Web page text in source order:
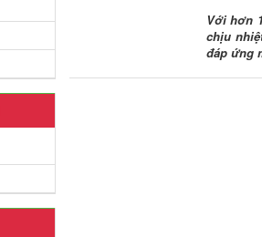
Với hơn
chịu
đáp ứng